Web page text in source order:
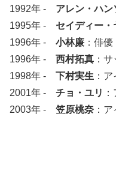
1992年 - アレン・ハン
1995年 - セイディー・
1996年 - 小林廉 ：俳優
1996年 - 西村拓真 ：
1998年 - 下村実生 ：
2001年 - チョ・ユリ
2003年 - 笠原桃奈 ：